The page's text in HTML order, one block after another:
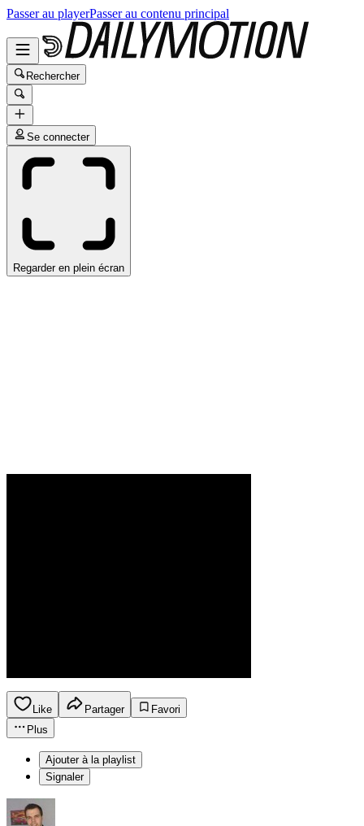
Passer au playerPasser au contenu principal
Rechercher
Se connecter
Regarder en plein écran
Like Partager
Favori
Plus
Ajouter à la playlist
Signaler